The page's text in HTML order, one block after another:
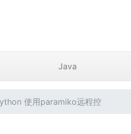
Java
使用paramiko远程控